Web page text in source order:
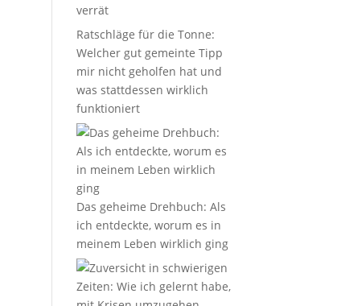
verrät
Ratschläge für die Tonne:
Welcher gut gemeinte Tipp
mir nicht geholfen hat und
was stattdessen wirklich
funktioniert
Das geheime Drehbuch: Als
ich entdeckte, worum es in
meinem Leben wirklich ging